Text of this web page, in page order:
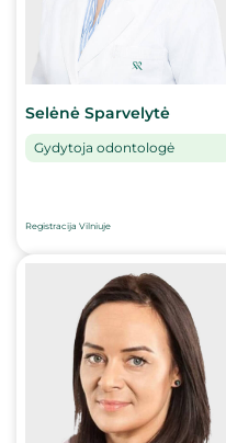
Selėnė Sparvelytė
Gydytoja odontologė
Registracija Vilniuje